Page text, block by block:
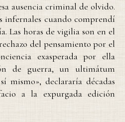
ausencia criminal de olvido.
infernales cuando comprendí
Las horas de vigilia son en el
del pensamiento por el
exasperada por ella
de guerra, un ultimátum
mismo», declararía décadas
a la expurgada edición